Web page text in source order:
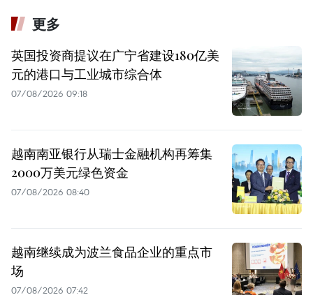
更多
英国投资商提议在广宁省建设180亿美
元的港口与工业城市综合体
07/08/2026 09:18
越南南亚银行从瑞士金融机构再筹集
2000万美元绿色资金
07/08/2026 08:40
越南继续成为波兰食品企业的重点市
场
07/08/2026 07:42